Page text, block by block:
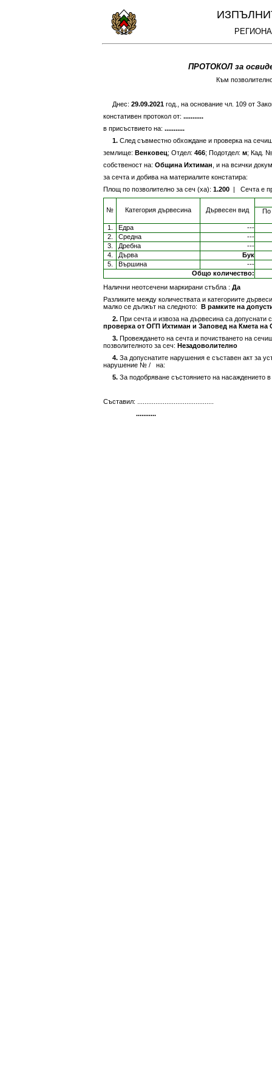
ПРОТОКОЛ за
Към
Днес: 29.09.2021 год., на основание чл. 109 от
констативен протокол от: ...........
в присъствието на: ...........
1. След съвместно обхождане и проверка на
землище: Венковец; Отдел: 466; Подотдел: м; Кад.
собственост на: Община Ихтиман , и на всички
за сечта и добива на материалите констатира:
Площ по позволително за сеч (ха): 1.200 | Сечта е
№ Категория дървесина Дървесен вид По
1. Едра
---
2.
Средна
---
3.
Дребна
---
4.
Дърва
Бук
5.
Вършина
---
Общо количество:
Налични неотсечени маркирани стъбла : Да
Разликите между количествата и категориите
малко се дължът на следното: В рамките на
2. При сечта и извоза на дървесина са
проверка от ОГП Ихтиман и Заповед на Кмета на
3. Провеждането на сечта и почистването на
позволителното за сеч: Незадоволително
4. За допуснатите нарушения е съставен акт за
нарушение № /
на:
5. За подобряване състоянието на насаждението
Съставил: ..........................................
...........